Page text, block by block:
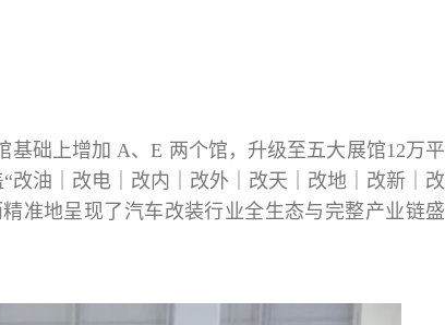
础上增加 A、E 两个馆，升级至五大展馆12万平
改油｜改电｜改内｜改外｜改天｜改地｜改新｜改
准地呈现了汽车改装行业全生态与完整产业链盛